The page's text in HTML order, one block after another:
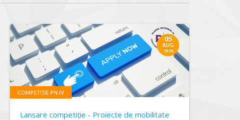
05
AUG
2026
COMPETIȚIE PN IV
Lansare competiție - Proiecte de mobilitate